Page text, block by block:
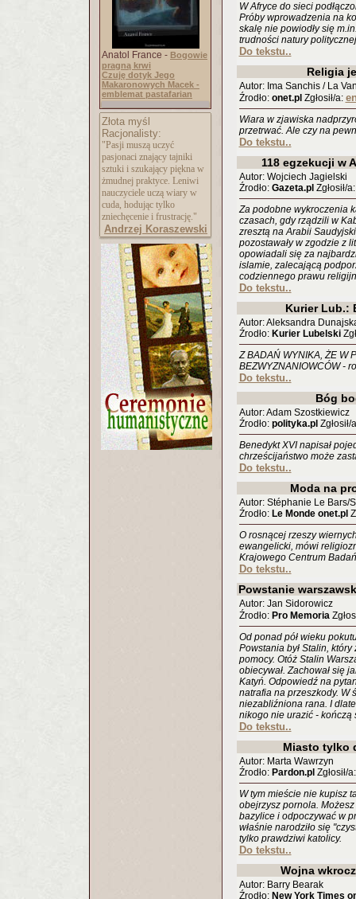
Anatol France - Bogowie
pragną krwi
Czuję dotyk Jego
Makaronowych Macek -
emblemat pastafarian
Złota myśl
Racjonalisty:
"Pasji muszą uczyć
pasjonaci znający tajniki
sztuki i szukający piękna w
żmudnej praktyce. Leniwi
nauczyciele uczą wiary w
cuda, hodując tylko
zniechęcenie i frustrację."
Andrzej Koraszewski
W Afryce do sieci
Próby wprowadzenia na
skalę nie powiodły się
trudności natury
Do tekstu..
Religia
Autor: Ima Sanchis / La
Źrodło: onet.pl Zgłosił/a:
Wiara w zjawiska
przetrwać. Ale czy na
Do tekstu..
118 egzekucji w
Autor: Wojciech Jagielski
Źrodło: Gazeta.pl Zgłosił/
Za podobne wykroczenia
czasach, gdy rządzili w
zresztą na Arabii
pozostawały w zgodzie z
opowiadali się za
islamie, zalecającą
codziennego prawu
Do tekstu..
Kurier Lub.:
Autor: Aleksandra
Źrodło: Kurier Lubelski
Z BADAŃ WYNIKA, ŻE W
BEZWYZNANIOWCÓW -
Do tekstu..
Bóg
Autor: Adam Szostkiewicz
Źrodło: polityka.pl
Benedykt XVI napisał
chrześcijaństwo może
Do tekstu..
Moda na
Autor: Stéphanie Le Bars/
Źrodło: Le Monde onet.pl
O rosnącej rzeszy
ewangelicki, mówi
Krajowego Centrum
Do tekstu..
Powstanie
Autor: Jan Sidorowicz
Źrodło: Pro Memoria
Od ponad pół wieku
Powstania był Stalin,
pomocy. Otóż Stalin
obiecywał. Zachował się
Katyń. Odpowiedź na
natrafia na przeszkody. W
niezabliźniona rana. I
nikogo nie urazić - kończą
Do tekstu..
Miasto tylko
Autor: Marta Wawrzyn
Źrodło: Pardon.pl Zgłosił/
W tym mieście nie kupisz
obejrzysz pornola.
bazylice i odpoczywać w
właśnie narodziło się
tylko prawdziwi katolicy.
Do tekstu..
Wojna
Autor: Barry Bearak
Źrodło: New York Times